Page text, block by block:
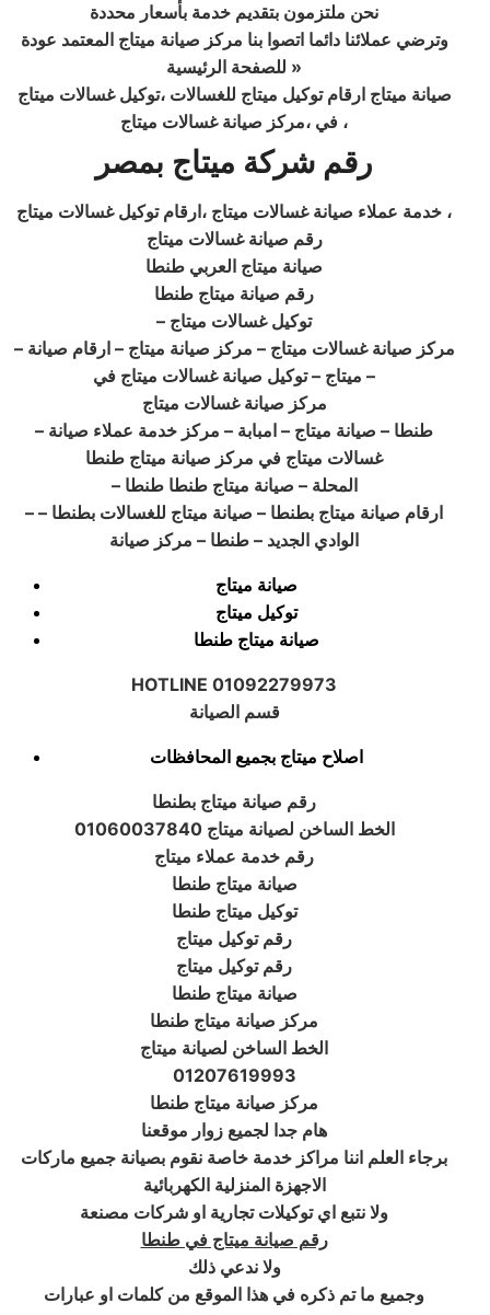
نحن ملتزمون بتقديم خدمة بأسعار محددة
وترضي عملائنا دائما اتصوا بنا مركز صيانة ميتاج المعتمد عودة
للصفحة الرئيسية »
صيانة ميتاج ارقام توكيل ميتاج للغسالات ،توكيل غسالات ميتاج
في ،مركز صيانة غسالات ميتاج ،
رقم شركة ميتاج بمصر
خدمة عملاء صيانة غسالات ميتاج ،ارقام توكيل غسالات ميتاج ،
رقم صيانة غسالات ميتاج
صيانة ميتاج العربي طنطا
رقم صيانة ميتاج طنطا
– توكيل غسالات ميتاج
– مركز صيانة غسالات ميتاج – مركز صيانة ميتاج – ارقام صيانة
ميتاج – توكيل صيانة غسالات ميتاج في –
مركز صيانة غسالات ميتاج
– طنطا – صيانة ميتاج – امبابة – مركز خدمة عملاء صيانة
غسالات ميتاج في مركز صيانة ميتاج طنطا
– المحلة – صيانة ميتاج طنطا طنطا
– ارقام صيانة ميتاج بطنطا – صيانة ميتاج للغسالات بطنطا –
الوادي الجديد – طنطا – مركز صيانة
صيانة ميتاج
توكيل ميتاج
صيانة ميتاج طنطا
HOTLINE 01092279973
قسم الصيانة
اصلاح ميتاج بجميع المحافظات
رقم صيانة ميتاج بطنطا
الخط الساخن لصيانة ميتاج 01060037840
رقم خدمة عملاء ميتاج
صيانة ميتاج طنطا
توكيل ميتاج طنطا
رقم توكيل ميتاج
رقم توكيل ميتاج
صيانة ميتاج طنطا
مركز صيانة ميتاج طنطا
الخط الساخن لصيانة ميتاج
01207619993
مركز صيانة ميتاج طنطا
هام جدا لجميع زوار موقعنا
برجاء العلم اننا مراكز خدمة خاصة نقوم بصيانة جميع ماركات
الاجهزة المنزلية الكهربائية
ولا نتبع اي توكيلات تجارية او شركات مصنعة
رقم صيانة ميتاج في طنطا
ولا ندعي ذلك
وجميع ما تم ذكره في هذا الموقع من كلمات او عبارات